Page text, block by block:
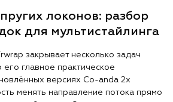
локонов: разбор
для мультистайлинга
закрывает несколько задач
главное практическое
версиях Co-anda 2x
менять направление потока прямо